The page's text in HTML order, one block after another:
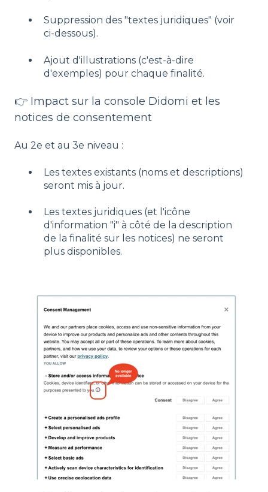
Suppression des "textes juridiques" (voir
ci-dessous).
Ajout d'illustrations (c'est-à-dire
d'exemples) pour chaque finalité.
👉 Impact sur la console Didomi et les
notices de consentement
Au 2e et au 3e niveau :
Les textes existants (noms et descriptions)
seront mis à jour.
Les textes juridiques (et l'icône
d'information "i" à côté de la description
de la finalité sur les notices) ne seront
plus disponibles.